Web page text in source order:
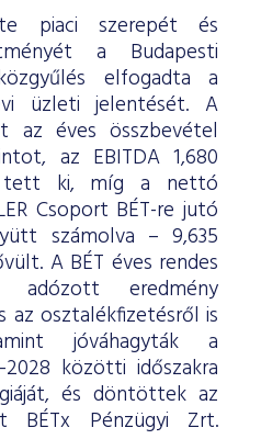
piaci szerepét és
a Budapesti
elfogadta a
üzleti jelentését. A
az éves összbevétel
az EBITDA 1,680
tett ki, míg a nettó
Csoport BÉT-re jutó
számolva – 9,635
A BÉT éves rendes
adózott eredmény
az osztalékfizetésről is
jóváhagyták a
közötti időszakra
és döntöttek az
BÉTx Pénzügyi Zrt.